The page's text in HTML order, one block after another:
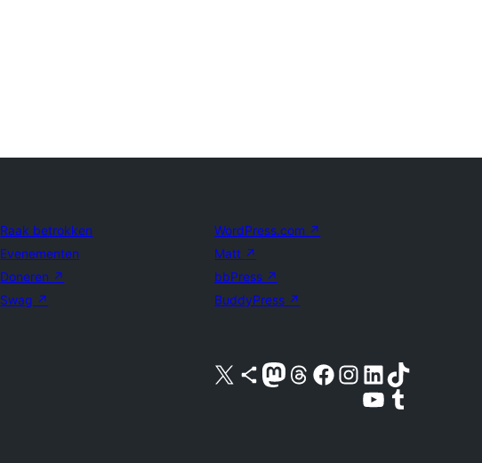
Raak betrokken
Evenementen
Doneren ↗
Swag ↗
WordPress.com ↗
Matt ↗
bbPress ↗
BuddyPress ↗
Bezoek ons X (voorheen Twitter) account
Bezoek ons Bluesky account
Bezoek ons Mastodon account
Bezoek ons Threads account
Onze Facebook pagina bezoeken
Bezoek ons Instagram account
Bezoek ons LinkedIn account
Bezoek ons TikTok account
Bezoek ons YouTube kanaalBezoek ons Tumblr account